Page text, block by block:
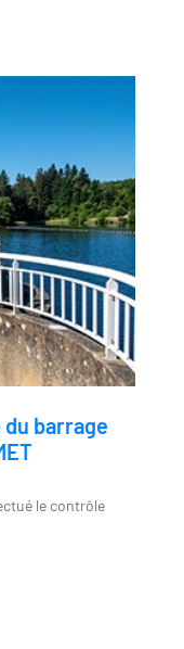
barrage
le contrôle